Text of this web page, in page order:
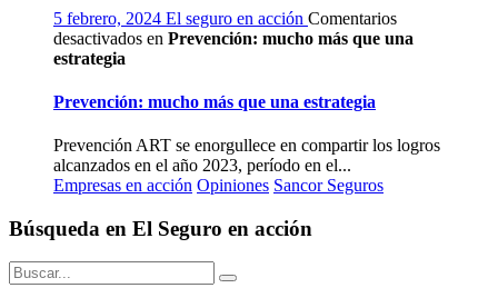
5 febrero, 2024 El seguro en acción Comentarios
desactivados en Prevención: mucho más que una
estrategia
Prevención: mucho más que una estrategia
Prevención ART se enorgullece en compartir los logros
alcanzados en el año 2023, período en el...
Empresas en acción Opiniones Sancor Seguros
Búsqueda en El Seguro en acción